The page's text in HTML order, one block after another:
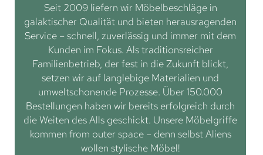
Seit 2009 liefern wir Möbelbeschläge in
galaktischer Qualität und bieten herausragenden
Service – schnell, zuverlässig und immer mit dem
Kunden im Fokus. Als traditionsreicher
Familienbetrieb, der fest in die Zukunft blickt,
setzen wir auf langlebige Materialien und
umweltschonende Prozesse. Über 150.000
Bestellungen haben wir bereits erfolgreich durch
die Weiten des Alls geschickt. Unsere Möbelgriffe
kommen from outer space – denn selbst Aliens
wollen stylische Möbel!